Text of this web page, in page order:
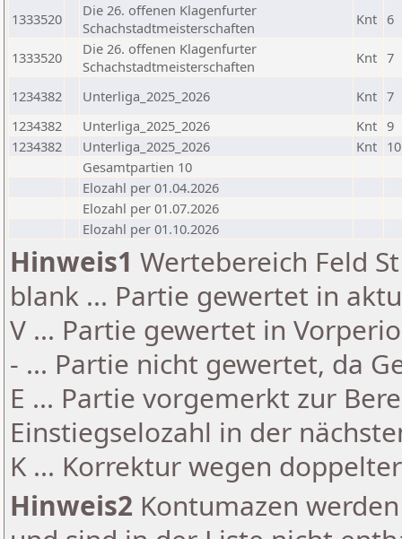
1333520
Die 26. offenen Klagenfurter
Schachstadtmeisterschaften
Knt 6
1333520
Die 26. offenen Klagenfurter
Schachstadtmeisterschaften
Knt 7
1234382 Unterliga_2025_2026 Knt 7
1234382
Unterliga_2025_2026 Knt 9
1234382
Unterliga_2025_2026 Knt 10
Gesamtpartien 10
Elozahl per 01.04.2026
Elozahl per 01.07.2026
Elozahl per 01.10.2026
Hinweis1 Wertebereich Feld
blank ... Partie gewertet in
V ... Partie gewertet in
- ... Partie nicht gewertet, da
E ... Partie vorgemerkt zur
Einstiegselozahl in der
K ... Korrektur wegen
Hinweis2 Kontumazen